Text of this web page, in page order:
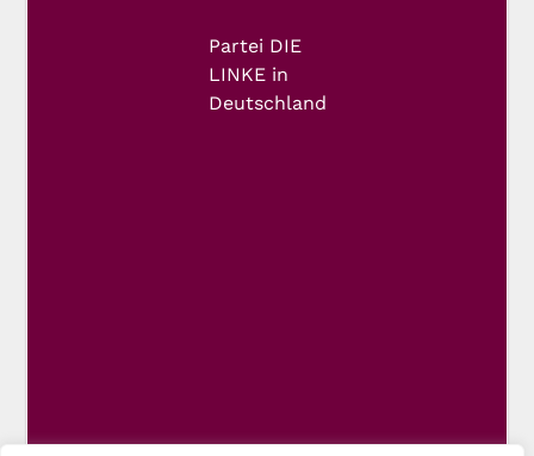
Partei DIE
LINKE in
Deutschland